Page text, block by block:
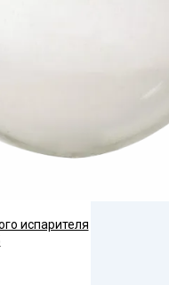
испарителя